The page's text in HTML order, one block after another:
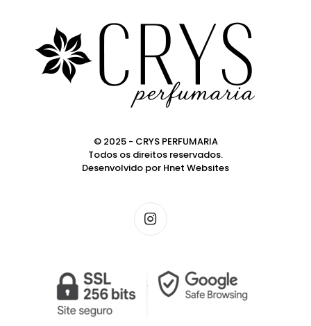
© 2025 - CRYS PERFUMARIA
Todos os direitos reservados.
Desenvolvido por Hnet Websites